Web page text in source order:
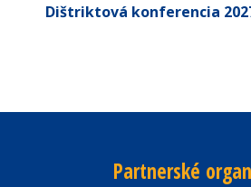
Dištriktová konferencia
Partnerské